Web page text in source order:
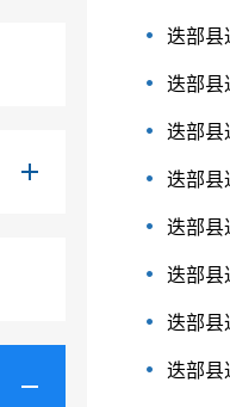
迭部县
迭部县
迭部县
迭部县
迭部县
迭部县
迭部县
迭部县